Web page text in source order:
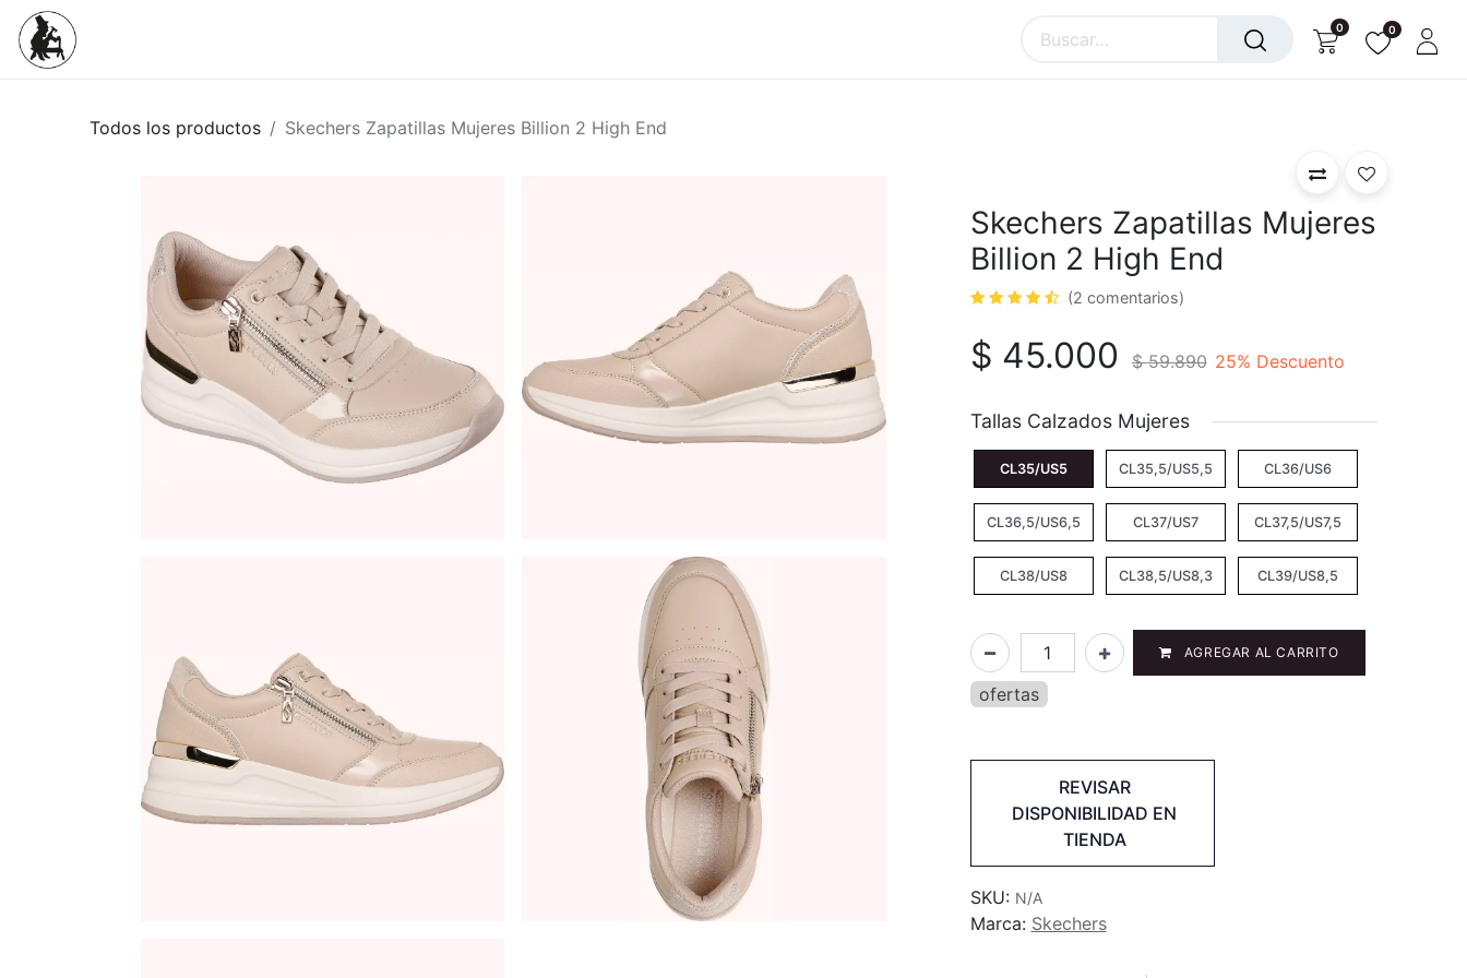
0 0
Todos los productos Skechers Zapatillas Mujeres Billion 2 High End
Skechers Zapatillas Mujeres
Billion 2 High End
(2 comentarios)
$ 45.000 $59.890 25% Descuento
Tallas Calzados Mujeres
CL35/US5 CL35,5/US5,5 CL36/US6
CL36,5/US6,5 CL37/US7 CL37,5/US7,5
CL38/US8 CL38,5/US8,3 CL39/US8,5
AGREGAR AL CARRITO
ofertas
REVISAR
DISPONIBILIDAD EN
TIENDA
SKU: N/A
Marca: Skechers